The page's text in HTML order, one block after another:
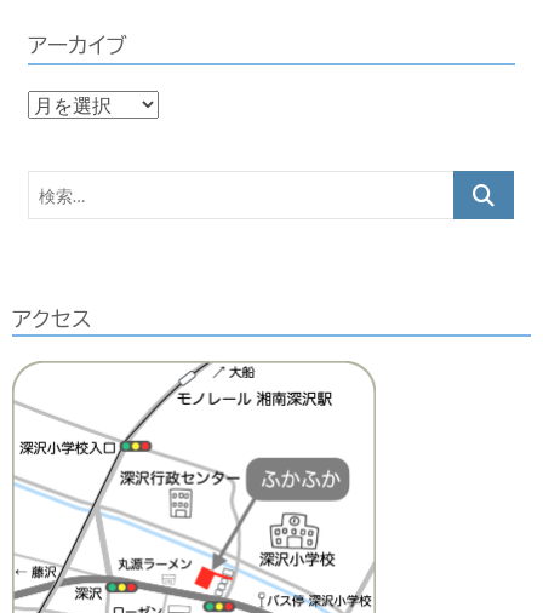
アーカイブ
ア
カ
イ
索…
アクセス